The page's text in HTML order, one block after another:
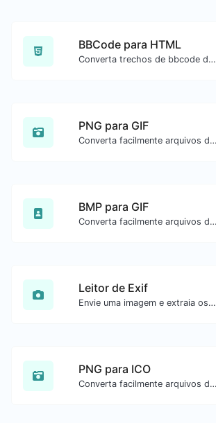
BBCode para HTML
Converta trechos de bbcode de fóruns para código HTML bruto.
PNG para GIF
Converta facilmente arquivos de imagem PNG para GIF.
BMP para GIF
Converta facilmente arquivos de imagem BMP para GIF.
Leitor de Exif
Envie uma imagem e extraia os dados.
PNG para ICO
Converta facilmente arquivos de imagem PNG para ICO.